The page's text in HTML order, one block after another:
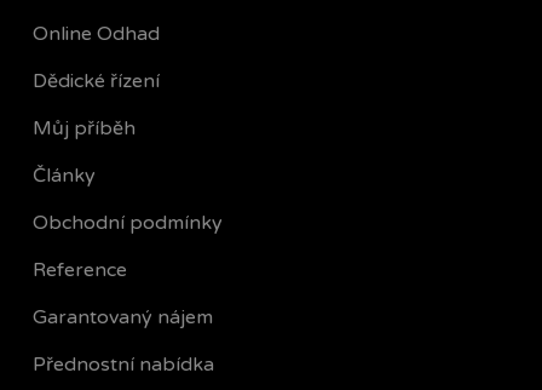
Online Odhad
Dědické řízení
Můj příběh
Články
Obchodní podmínky
Reference
Garantovaný nájem
Přednostní nabídka